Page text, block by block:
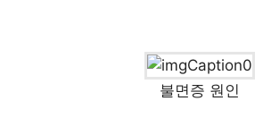
불면증 원인